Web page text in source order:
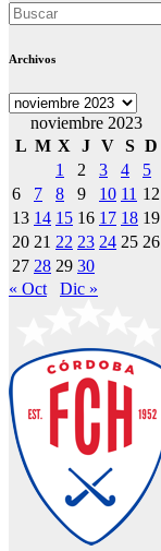
Archivos
Archivos
noviembre 2023
L M X J V S D
1
2 3 4
5
6
7 8 9 10 11 12
13 14 15 16 17 18 19
20 21 22 23 24 25 26
27 28 29 30
« Oct
Dic »